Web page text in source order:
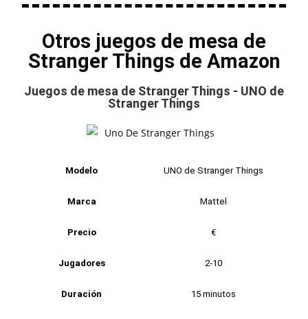
Otros juegos de mesa de
Stranger Things de Amazon
Juegos de mesa de Stranger Things - UNO de
Stranger Things
Modelo UNO de Stranger Things
Marca Mattel
Precio €
Jugadores 2-10
Duración 15 minutos